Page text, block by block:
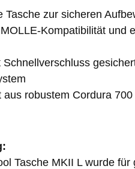
Tasche zur sicheren
Kompatibilität und
Schnellverschluss
aus robustem Cordura 700
Tasche MKII Lwurde für